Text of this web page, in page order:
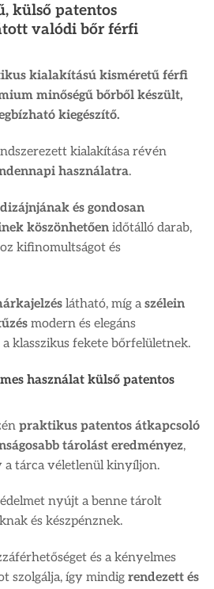
külső patentos
valódi bőr férfi
kialakítású kisméretű férfi
minőségű bőrből készült,
kiegészítő.
kialakítása révén
használatra.
és gondosan
köszönhetően időtálló darab,
kifinomultságot és
látható, míg a szélein
modern és elegáns
klasszikus fekete bőrfelületnek.
használat külső patentos
praktikus patentos átkapcsoló
tárolást eredményez,
a tárca véletlenül kinyíljon.
nyújt a benne tárolt
és készpénznek.
és a kényelmes
szolgálja, így mindig rendezett és